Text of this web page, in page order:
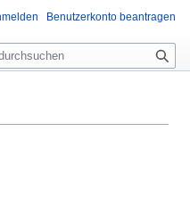
Benutzerkonto beantragen